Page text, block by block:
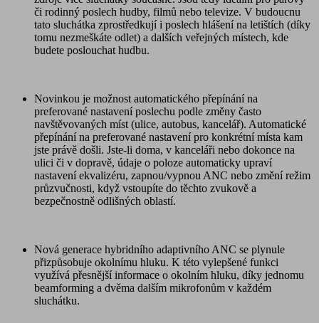
či rodinný poslech hudby, filmů nebo televize. V budoucnu
tato sluchátka zprostředkují i poslech hlášení na letištích (díky
tomu nezmeškáte odlet) a dalších veřejných místech, kde
budete poslouchat hudbu.
Novinkou je možnost automatického přepínání na
preferované nastavení poslechu podle změny často
navštěvovaných míst (ulice, autobus, kancelář). Automatické
přepínání na preferované nastavení pro konkrétní místa kam
jste právě došli. Jste-li doma, v kanceláři nebo dokonce na
ulici či v dopravě, údaje o poloze automaticky upraví
nastavení ekvalizéru, zapnou/vypnou ANC nebo změní režim
průzvučnosti, když vstoupíte do těchto zvukově a
bezpečnostně odlišných oblastí.
Nová generace hybridního adaptivního ANC se plynule
přizpůsobuje okolnímu hluku. K této vylepšené funkci
využívá přesnější informace o okolním hluku, díky jednomu
beamforming a dvěma dalším mikrofonům v každém
sluchátku.